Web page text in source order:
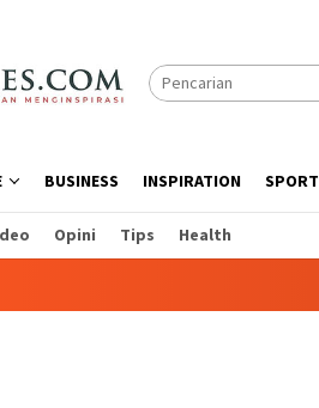
BUSINESS INSPIRATION SPORT
Opini Tips Health